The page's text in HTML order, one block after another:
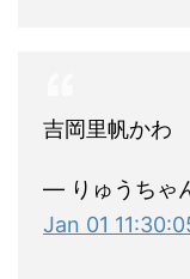
吉岡里帆かわ
— りゅうちゃ
Jan 01